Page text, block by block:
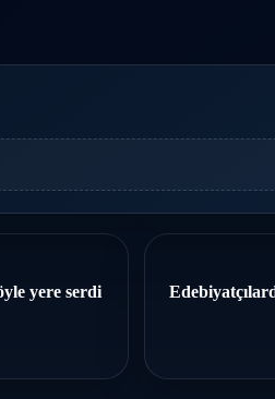
yere serdi